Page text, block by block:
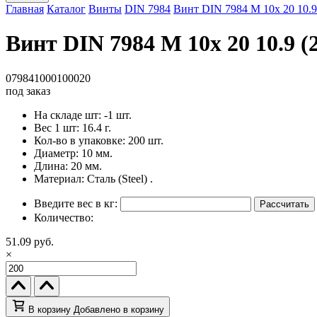
Главная Каталог Винты DIN 7984 Винт DIN 7984 M 10x 20
Винт DIN 7984 M 10x 20 10.9
079841000100020
под заказ
На складе шт: -1 шт.
Вес 1 шт: 16.4 г.
Кол-во в упаковке: 200 шт.
Диаметр: 10 мм.
Длина: 20 мм.
Материал: Сталь (Steel) .
Введите вес в кг: Рассчитать
Количество:
51.09 руб.
×
В корзину Добавлено в корзину